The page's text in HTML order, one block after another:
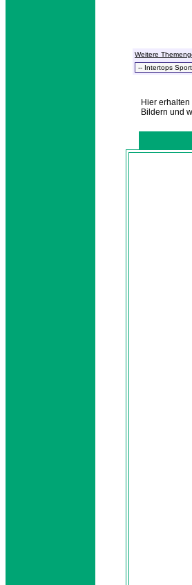
Weitere
Hier
Bildern und